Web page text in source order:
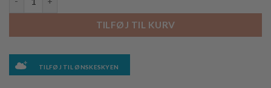
TILFØJ TIL KURV
TILFØJ TIL ØNSKESKYEN